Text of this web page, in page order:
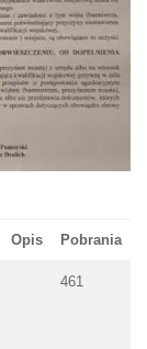
Opis Pobrania
461